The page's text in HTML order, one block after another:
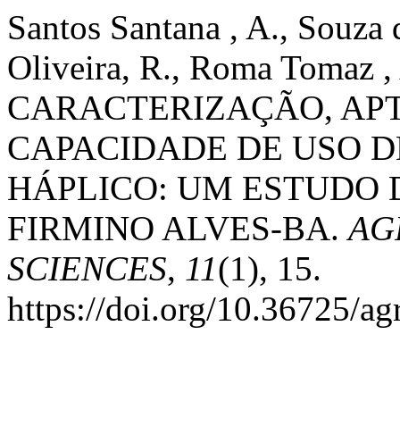
Santos Santana , A.,
Oliveira, R., Roma Tomaz
CARACTERIZAÇÃO,
CAPACIDADE DE USO
HÁPLICO: UM ESTUDO
FIRMINO ALVES-BA.
SCIENCES, 11(1), 15.
https://doi.org/10.36725/